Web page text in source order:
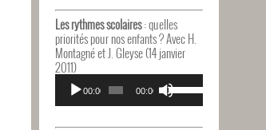
volume.
pour
augmenter
ou
le
volume.
Les rythmes scolaires: quelles
priorités pour nos enfants ? Avec H.
Montagné et J. Gleyse (14 janvier
2011)
Lecteur
audio
00:00 00:00
Utilisez
les
flèches